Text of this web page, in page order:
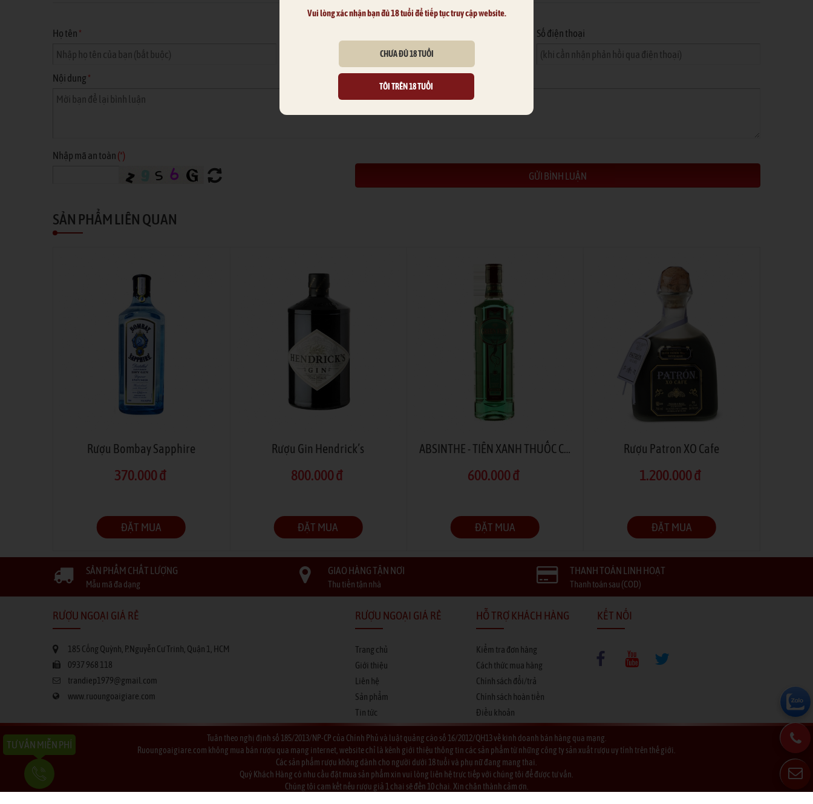
Họ tên * Số điện thoại
Nội dung *
Nhập mã an toàn (*)
SẢN PHẨM LIÊN QUAN
Rượu Bombay Sapphire
370.000 đ
ĐẶT MUA
Rượu Gin Hendrick’s
800.000 đ
ĐẶT MUA
ABSINTHE - TIÊN XANH THUỐC CẤM
600.000 đ
ĐẶT MUA
Rượu Patron XO Cafe
1.200.000 đ
ĐẶT MUA
SẢN PHẨM CHẤT LƯỢNG
Mẫu mã đa dạng
GIAO HÀNG TẬN NƠI
Thu tiền tận nhà
THANH TOÁN LINH HOẠT
Thanh toán sau (COD)
RƯỢU NGOẠI GIÁ RẺ
185 Cống Quỳnh, P.Nguyễn Cư Trinh, Quận 1, HCM
0937 968 118
trandiep1979@gmail.com
www.ruoungoaigiare.com
RƯỢU NGOẠI GIÁ RẺ
Trang chủ
Giới thiệu
Liên hệ
Sản phẩm
Tin tức
HỖ TRỢ KHÁCH HÀNG
Kiểm tra đơn hàng
Cách thức mua hàng
Chính sách đổi/trả
Chính sách hoàn tiền
Điều khoản
KẾT NỐI
Tuân theo nghị định số 185/2013/NP-CP của Chính Phủ và luật quảng cáo số 16/2012/QH13 về kinh doanh bán hàng qua mạng.
Ruoungoaigiare.com không mua bán rượu qua mạng internet, website chỉ là kênh giới thiệu thông tin các sản phẩm từ những công ty sản xuất rượu uy tính trên thế giới.
Các sản phẩm rượu không dành cho người dưới 18 tuổi và phụ nữ đang mang thai.
Quý Khách Hàng có nhu cầu đặt mua sản phẩm xin vui lòng liên hệ trực tiếp với chúng tôi để được tư vấn.
Chúng tôi cam kết nếu rượu giả 1 chai sẽ đền 10 chai. Xin chân thành cảm ơn.
TƯ VẤN MIỄN PHÍ
Vui lòng xác nhận bạn đủ 18 tuổi để tiếp tục truy cập website.
CHƯA ĐỦ 18 TUỔI
TÔI TRÊN 18 TUỔI